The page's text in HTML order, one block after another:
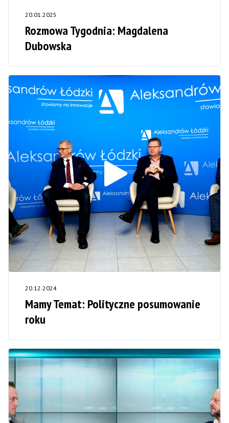
20.01.2025
Rozmowa Tygodnia: Magdalena
Dubowska
20.12.2024
Mamy Temat: Polityczne posumowanie
roku